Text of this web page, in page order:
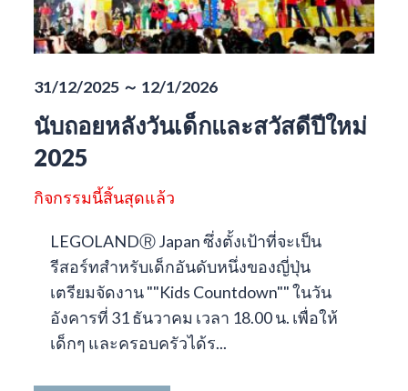
31/12/2025 ～ 12/1/2026
นับถอยหลังวันเด็กและสวัสดีปีใหม่
2025
กิจกรรมนี้สิ้นสุดแล้ว
LEGOLANDⓇ Japan ซึ่งตั้งเป้าที่จะเป็น
รีสอร์ทสำหรับเด็กอันดับหนึ่งของญี่ปุ่น
เตรียมจัดงาน ""Kids Countdown"" ในวัน
อังคารที่ 31 ธันวาคม เวลา 18.00 น. เพื่อให้
เด็กๆ และครอบครัวได้ร...